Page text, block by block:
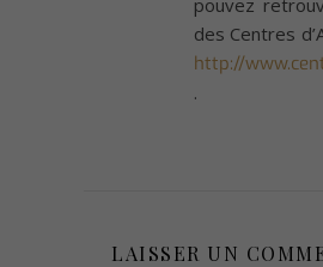
des Centres
http://
.
LAISSER UN